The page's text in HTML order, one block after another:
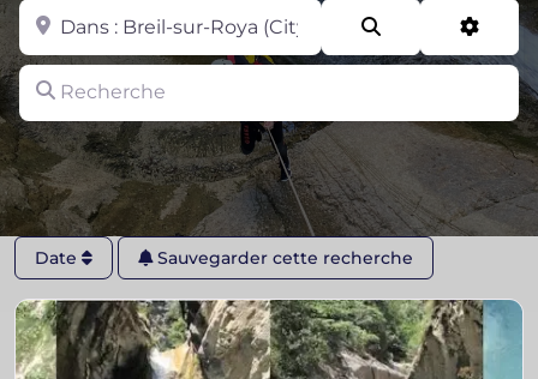
Recherche
Zone
Date Sauvegarder cette recherche